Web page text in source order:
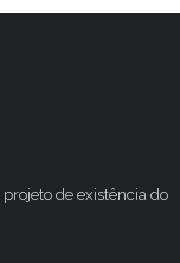
projeto de existência do